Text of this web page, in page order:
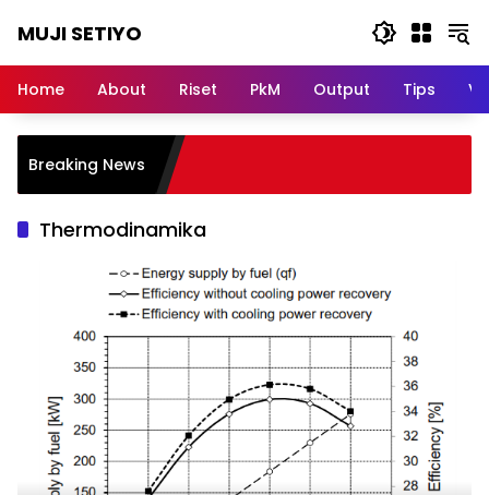
MUJI SETIYO
Bersama,
Home About Riset PkM Output Tips
Breaking News
Thermodinamika